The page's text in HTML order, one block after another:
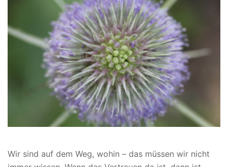
Wir sind auf dem Weg, wohin – das müssen wir nicht